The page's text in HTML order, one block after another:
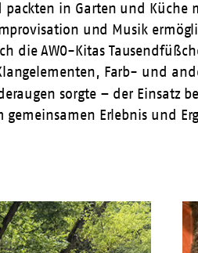
packten in Garten und Küche
und Musik
die AWO-Kitas
Farb- und
sorgte – der Einsatz
Erlebnis und